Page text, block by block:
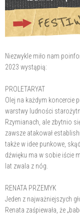
Niezwykle miło nam
2023 wystąpią:
PROLETARYAT
Olej na każdym koncercie
warstwy ludności
Rzymianach, ale zbytnio
zawsze atakował
także w idee punkowe,
dźwięku ma w sobie iście
lat zwala z nóg.
RENATA PRZEMYK
Jeden z najważniejszych
Renata zaśpiewała, że